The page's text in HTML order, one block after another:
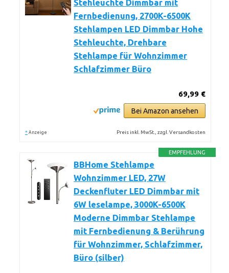
Stehleuchte Dimmbar mit
Fernbedienung, 2700K-6500K
Stehlampen LED Dimmbar Hohe
Stehleuchte, Drehbare
Stehlampe für Wohnzimmer
Schlafzimmer Büro
69,99 €
Bei Amazon ansehen
* Anzeige Preis inkl. MwSt., zzgl. Versandkosten
EMPFEHLUNG
BBHome Stehlampe
Wohnzimmer LED, 27W
Deckenfluter LED Dimmbar mit
6W leselampe, 3000K-6500K
Moderne Dimmbar Stehlampe
mit Fernbedienung & Berührung
für Wohnzimmer, Schlafzimmer,
Büro (silber)